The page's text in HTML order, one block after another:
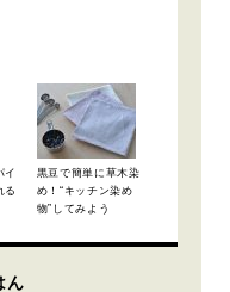
イ
る
黒豆で簡単に草木染
め！“キッチン染め
物”してみよう
ん